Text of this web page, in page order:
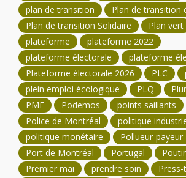
plan de transition
Plan de transition
Plan de transition Solidaire
Plan vert
plateforme
plateforme 2022
plateforme électorale
plateforme
Plateforme électorale 2026
PLC
plein emploi écologique
PLQ
PME
Podemos points saillants
Police de Montréal
politique
politique monétaire
Pollueur-payeur
Port de Montréal
Portugal
Premier mai
prendre soin